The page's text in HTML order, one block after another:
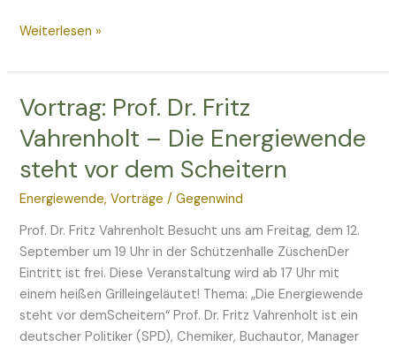
Weiterlesen »
Vortrag: Prof. Dr. Fritz
Vahrenholt – Die Energiewende
steht vor dem Scheitern
Energiewende,Vorträge /Gegenwind
Prof. Dr. Fritz Vahrenholt Besucht uns am Freitag, dem 12.
September um 19 Uhr in der Schützenhalle ZüschenDer
Eintritt ist frei. Diese Veranstaltung wird ab 17 Uhr mit
einem heißen Grilleingeläutet! Thema: „Die Energiewende
steht vor demScheitern“ Prof. Dr. Fritz Vahrenholt ist ein
deutscher Politiker (SPD), Chemiker, Buchautor, Manager
Vortrag:
Dr.
Fritz
–
Die
Energiewende
steht
vor
dem
Scheitern